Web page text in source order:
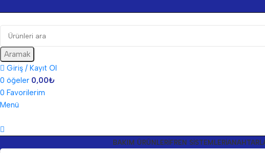
Aramak
Giriş / Kayıt Ol
0 öğeler 0,00₺
0 Favorilerim
Menü
BAKIM ÜRÜNLERIFREN SISTEMLERI